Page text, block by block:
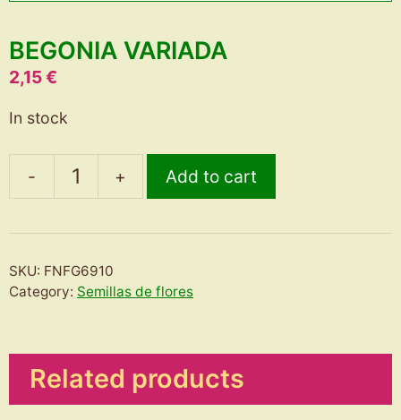
BEGONIA VARIADA
2,15€
In stock
-
BEGONIA
quantity
+ Add to cart
SKU: FNFG6910
Category: Semillas de flores
Related products